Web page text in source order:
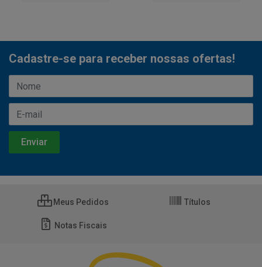
Cadastre-se para receber nossas ofertas!
Meus Pedidos Títulos
Notas Fiscais